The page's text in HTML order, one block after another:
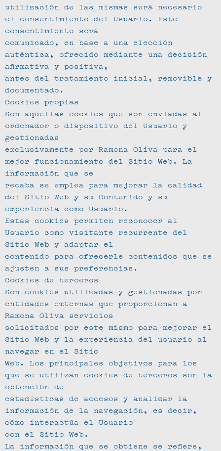
utilización de las mismas será necesario
el consentimiento del Usuario. Este
consentimiento será
comunicado, en base a una elección
auténtica, ofrecido mediante una decisión
afirmativa y positiva,
antes del tratamiento inicial, removible y
documentado.
Cookies propias
Son aquellas cookies que son enviadas al
ordenador o dispositivo del Usuario y
gestionadas
exclusivamente por Ramona Oliva para el
mejor funcionamiento del Sitio Web. La
información que se
recaba se emplea para mejorar la calidad
del Sitio Web y su Contenido y su
experiencia como Usuario.
Estas cookies permiten reconocer al
Usuario como visitante recurrente del
Sitio Web y adaptar el
contenido para ofrecerle contenidos que se
ajusten a sus preferencias.
Cookies de terceros
Son cookies utilizadas y gestionadas por
entidades externas que proporcionan a
Ramona Oliva servicios
solicitados por este mismo para mejorar el
Sitio Web y la experiencia del usuario al
navegar en el Sitio
Web. Los principales objetivos para los
que se utilizan cookies de terceros son la
obtención de
estadísticas de accesos y analizar la
información de la navegación, es decir,
cómo interactúa el Usuario
con el Sitio Web.
La información que se obtiene se refiere,